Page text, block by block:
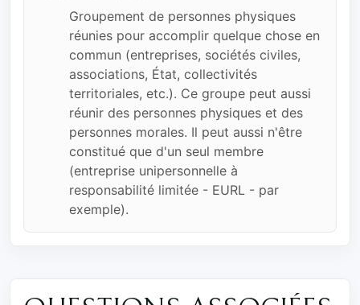
Groupement de personnes physiques
réunies pour accomplir quelque chose en
commun (entreprises, sociétés civiles,
associations, État, collectivités
territoriales, etc.). Ce groupe peut aussi
réunir des personnes physiques et des
personnes morales. Il peut aussi n'être
constitué que d'un seul membre
(entreprise unipersonnelle à
responsabilité limitée - EURL - par
exemple).